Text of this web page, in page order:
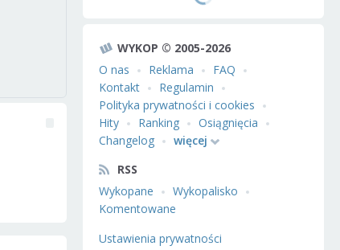
WYKOP © 2005-2026
O nas
Reklama
FAQ
Kontakt
Regulamin
Polityka prywatności i cookies
Hity
Ranking
Osiągnięcia
Changelog
więcej
RSS
Wykopane
Wykopalisko
Komentowane
Ustawienia prywatności